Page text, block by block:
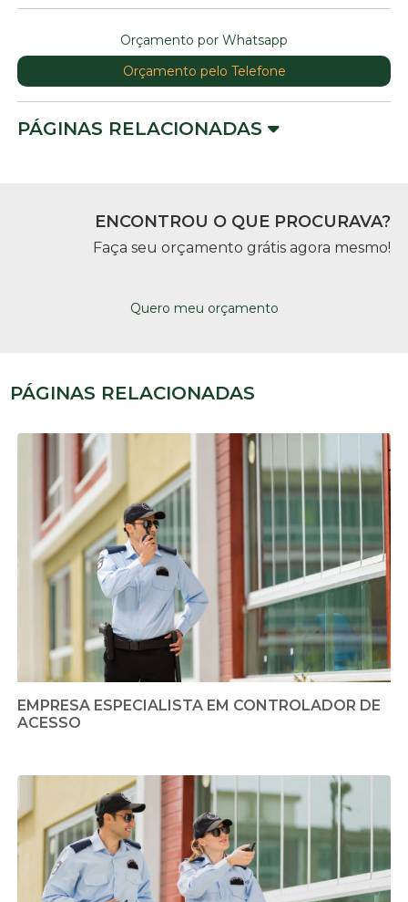
Orçamento por Whatsapp
Orçamento pelo Telefone
PÁGINAS RELACIONADAS
ENCONTROU O QUE PROCURAVA?
Faça seu orçamento grátis agora mesmo!
Quero meu orçamento
PÁGINAS RELACIONADAS
EMPRESA ESPECIALISTA EM CONTROLADOR DE
ACESSO